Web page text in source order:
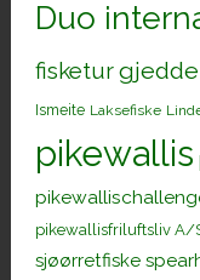
Duo
fisketurgjedde
Ismeite Laksefiske
pikewallis
pikewallisfriluftsliv A/
sjøørretfiske